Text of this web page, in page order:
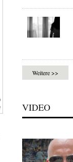
Weitere >>
VIDEO